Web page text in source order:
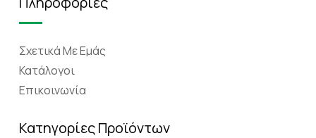
Σχετικά Mε Eμάς
Κατάλογοι
Επικοινωνία
Κατηγορίες Προϊόντων